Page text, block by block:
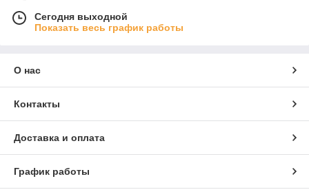
Сегодня выходной
Показать весь график работы
О нас
Контакты
Доставка и оплата
График работы